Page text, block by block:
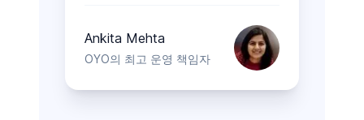
Ankita Mehta
OYO의 최고 운영 책임자